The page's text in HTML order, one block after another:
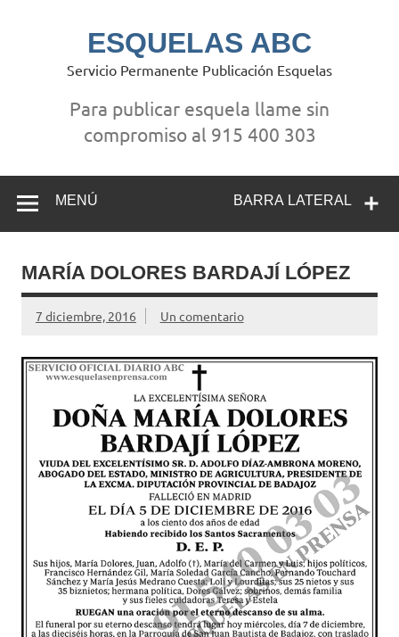
ESQUELAS ABC
Servicio Permanente Publicación Esquelas
Para publicar esquela llame sin
compromiso al 915 400 303
BARRA LATERAL
MENÚ
MARÍA DOLORES BARDAJÍ LÓPEZ
7 diciembre, 2016 Un comentario